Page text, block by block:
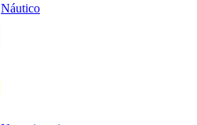
Náutico